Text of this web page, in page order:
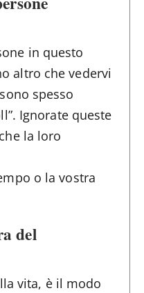
in questo
altro che vedervi
spesso
Ignorate queste
la loro
o la vostra
del
vita, è il modo